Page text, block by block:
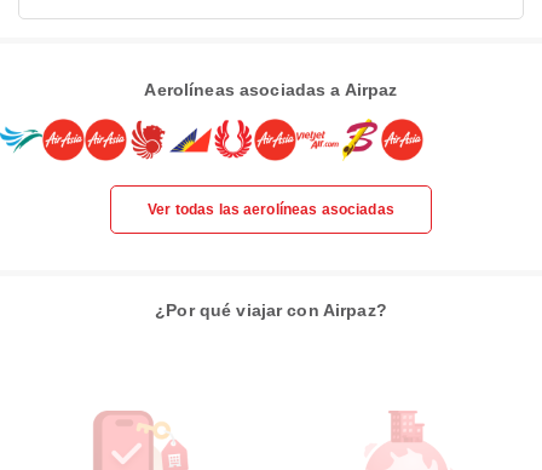
Aerolíneas asociadas a Airpaz
Ver todas las aerolíneas asociadas
¿Por qué viajar con Airpaz?